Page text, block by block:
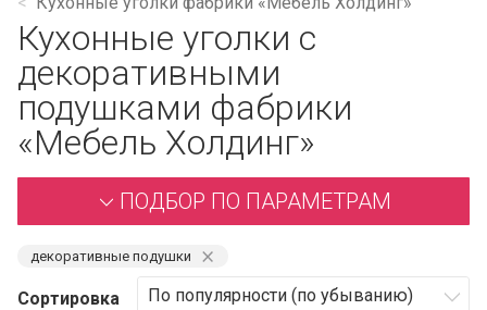
Кухонные уголки с
декоративными
подушками фабрики
«Мебель Холдинг»
ПОДБОР ПО ПАРАМЕТРАМ
декоративные подушки ⨯
Сортировка